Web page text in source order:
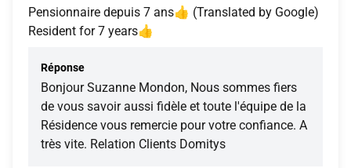
Pensionnaire depuis 7 ans👍 (Translated by Google)
Resident for 7 years👍
Réponse
Bonjour Suzanne Mondon, Nous sommes fiers
de vous savoir aussi fidèle et toute l'équipe de la
Résidence vous remercie pour votre confiance. A
très vite. Relation Clients Domitys